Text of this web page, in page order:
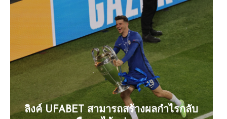
ลิงค์ UFABET สามารถสร้างผลกำไรกลับ